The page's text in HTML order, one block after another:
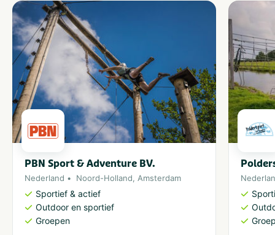
Personeelsuitje
Teamuitstapje
Vrijgezellenfeest vrouwen
Thema
Outdoor en sportief
Groepen
Scholen
Zakelijk
Aantal personen
10-24
25-49
50-100
Meer dan 10 kinderen
Provincie(s) en streek
PBN Sport & Adventure BV.
Nederland Noord-Holland, Amsterdam
Sportief & actief
Outdoor en sportief
Groepen